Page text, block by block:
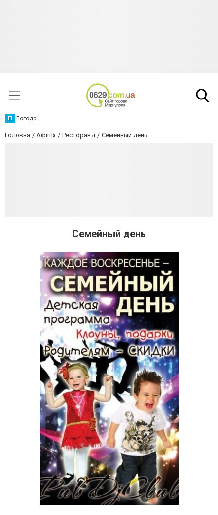
П Погода
Головна Афіша Рестораны Семейный день
Семейный день